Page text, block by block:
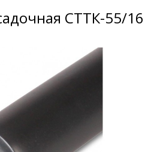
СТТК-55/16